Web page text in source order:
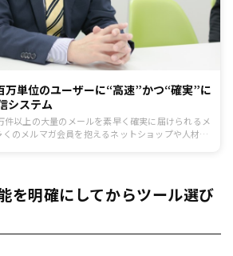
万単位のユーザーに“高速”かつ“確実”に
システム
件以上の大量のメールを素早く確実に届けられるメ
のメルマガ会員を抱えるネットショップや人材サ
を明確にしてからツール選び